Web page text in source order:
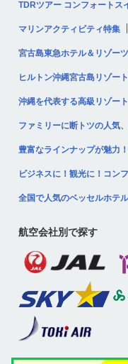
TDRツアー コンフォートス
マリンアクティビティ特集
宮古島東急ホテル＆リゾー
ヒルトン沖縄宮古島リゾー
沖縄を代表する高級リゾー
ファミリーに断トツの人気
豊富なラインナップが魅力
ビジネスに！観光に！コン
全国で人気のベッセルホテ
航空会社別で探す